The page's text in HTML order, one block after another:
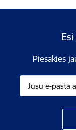
Piesakies